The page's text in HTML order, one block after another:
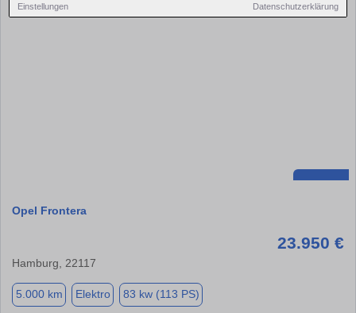
Einstellungen Datenschutzerklärung
Opel Frontera
23.950 €
Hamburg, 22117
5.000 km Elektro 83 kw (113 PS)